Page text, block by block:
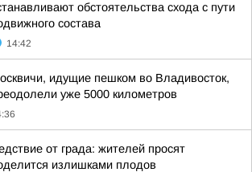
обстоятельства схода с пути
состава
14:42
идущие пешком во Владивосток,
уже 5000 километров
от града: жителей просят
излишками плодов